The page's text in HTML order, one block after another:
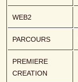
WEB2
PARCOURS
PREMIERE
CREATION